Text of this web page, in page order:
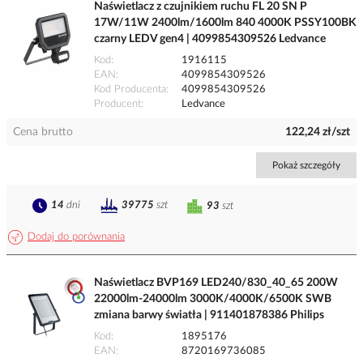
Naświetlacz z czujnikiem ruchu FL 20 SN P
17W/11W 2400lm/1600lm 840 4000K PSSY100BK
czarny LEDV gen4 | 4099854309526 Ledvance
Kod
1916115
EAN
4099854309526
Kod Producenta
4099854309526
Producent
Ledvance
Cena brutto 122,24 zł/szt
Pokaż szczegóły
Dodaj do porównania
93 szt
14 dni 39775 szt
Naświetlacz BVP169 LED240/830_40_65 200W
22000lm-24000lm 3000K/4000K/6500K SWB
zmiana barwy światła | 911401878386 Philips
Kod
1895176
EAN
8720169736085